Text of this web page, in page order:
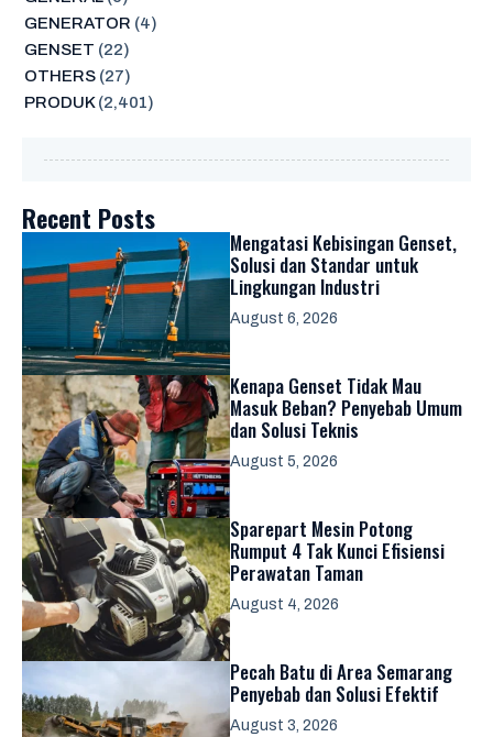
GENERATOR (4)
GENSET (22)
OTHERS(27)
PRODUK(2,401)
Recent Posts
Mengatasi Kebisingan Genset,
Solusi dan Standar untuk
Lingkungan Industri
August 6, 2026
Kenapa Genset Tidak Mau
Masuk Beban? Penyebab Umum
dan Solusi Teknis
August 5, 2026
Sparepart Mesin Potong
Rumput 4 Tak Kunci Efisiensi
Perawatan Taman
August 4, 2026
Pecah Batu di Area Semarang
Penyebab dan Solusi Efektif
August 3, 2026